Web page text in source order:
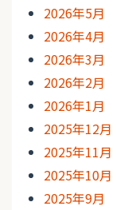
2026年5月
2026年4月
2026年3月
2026年2月
2026年1月
2025年12月
2025年11月
2025年10月
2025年9月